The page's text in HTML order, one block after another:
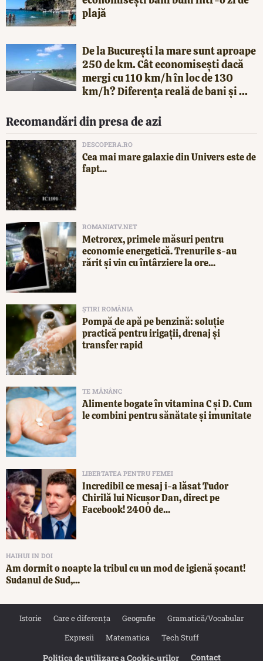
plajă
De la București la mare sunt aproape
250 de km. Cât economisești dacă
mergi cu 110 km/h în loc de 130
km/h? Diferența reală de bani și ...
Recomandări din presa de azi
DESCOPERA.RO
Cea mai mare galaxie din Univers este de
fapt...
ROMANIATV.NET
Metrorex, primele măsuri pentru
economie energetică. Trenurile s-au
rărit și vin cu întârziere la ore...
ȘTIRI ROMÂNIA
Pompă de apă pe benzină: soluție
practică pentru irigații, drenaj și
transfer rapid
TE MĂNÂNC
Alimente bogate în vitamina C și D. Cum
le combini pentru sănătate și imunitate
LIBERTATEA PENTRU FEMEI
Incredibil ce mesaj i-a lăsat Tudor
Chirilă lui Nicușor Dan, direct pe
Facebook! 2400 de...
HAIHUI IN DOI
Am dormit o noapte la tribul cu un mod de igienă șocant!
Sudanul de Sud,...
Istorie Care e diferența Geografie
Gramatică/Vocabular
Expresii
Matematica Tech Stuff
Politica de utilizare a Cookie‐urilor Contact